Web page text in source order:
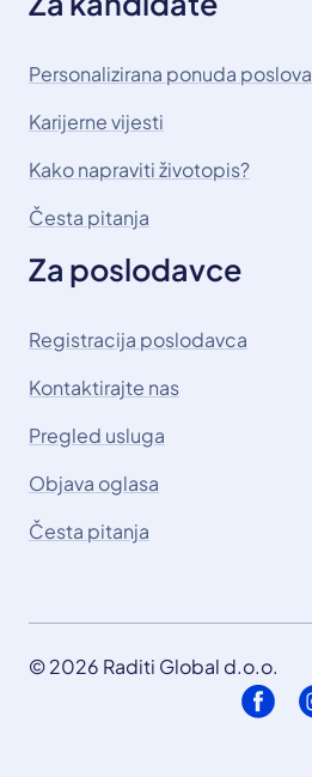
Personalizirana ponuda poslova
Karijerne vijesti
Kako napraviti životopis?
Česta pitanja
Za poslodavce
Registracija poslodavca
Kontaktirajte nas
Pregled usluga
Objava oglasa
Česta pitanja
© 2026 Raditi Global d.o.o.